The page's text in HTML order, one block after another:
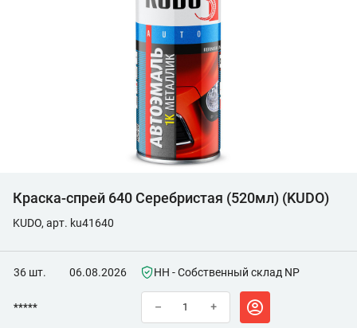
Краска-спрей 640 Серебристая (520мл) (KUDO)
KUDO, арт. ku41640
36 шт. 06.08.2026 НН - Собственный склад NP
***** – +